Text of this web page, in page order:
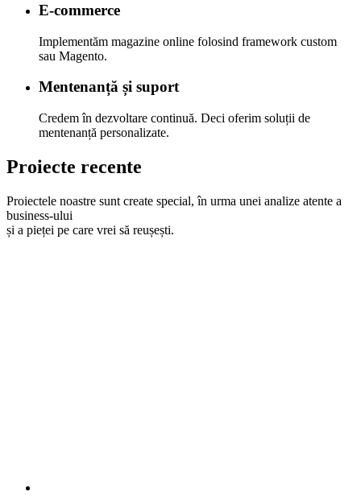
E-commerce
Implementăm magazine online folosind framework custom
sau Magento.
Mentenanță și suport
Credem în dezvoltare continuă. Deci oferim soluții de
mentenanță personalizate.
Proiecte recente
Proiectele noastre sunt create special, în urma unei analize atente a
business-ului
și a pieței pe care vrei să reușești.